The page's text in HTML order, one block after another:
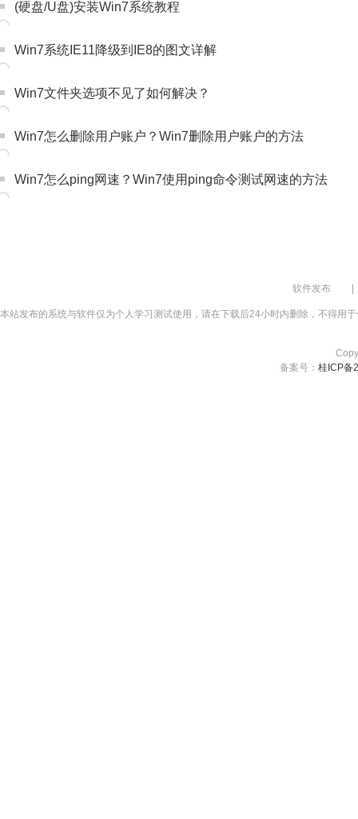
(硬盘/U盘)安装Win7系统教程
Win7系统IE11降级到IE8的图文详解
Win7文件夹选项不见了如何解决？
Win7怎么删除用户账户？Win7删除用户账户的方法
Win7怎么ping网速？Win7使用ping命令测试网速的方法
软件发布
本站发布的系统与软件仅为个人学习测试使用，请在下载后24小时内删除，不得用
备案号： 桂ICP备